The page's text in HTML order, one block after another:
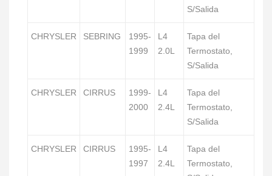
S/Salida
CHRYSLER SEBRING
1995-
1999
L4
2.0L
Tapa del
Termostato,
S/Salida
CHRYSLER CIRRUS
1999-
2000
L4
2.4L
Tapa del
Termostato,
S/Salida
CHRYSLER CIRRUS
1995-
1997
L4
2.4L
Tapa del
Termostato,